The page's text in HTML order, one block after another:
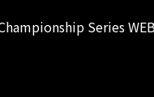
Series